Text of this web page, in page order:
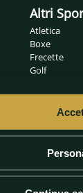
Altri
Atletica
Boxe
Frecette
Golf
MMA
Pallanuoto
Pallavolo
Scherma
Sport